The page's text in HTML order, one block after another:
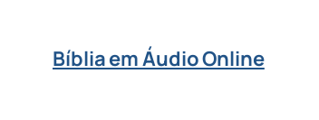
Bíblia em Áudio Online